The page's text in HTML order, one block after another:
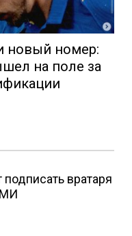
новый номер:
на поле за
вратаря